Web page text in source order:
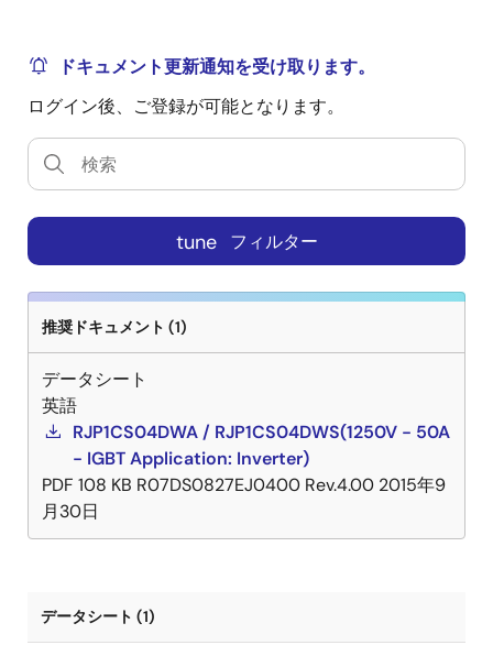
ドキュメント更新通知を受け取ります。
ログイン後、ご登録が可能となります。
tune フィルター
推奨ドキュメント (1)
データシート
英語
RJP1CS04DWA / RJP1CS04DWS(1250V - 50A
- IGBT Application: Inverter)
PDF 108 KB R07DS0827EJ0400 Rev.4.00 2015年9
月30日
データシート (1)